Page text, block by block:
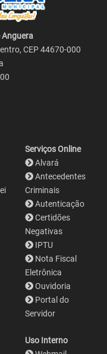
CEP 44670-000
Serviços Online
Alvará
Antecedentes
Criminais
Autenticação
Certidões
Negativas
IPTU
Nota Fiscal
Eletrônica
Ouvidoria
Portal do
Servidor
Uso Interno